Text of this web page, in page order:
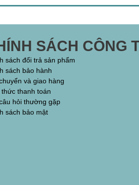
SÁCH CÔNG
sách đổi trả sản phẩm
sách bảo hành
và giao hàng
thức thanh toán
hỏi thường gặp
sách bảo mật